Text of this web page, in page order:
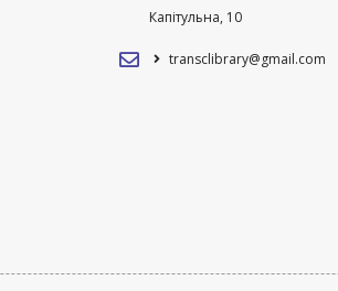
Капітульна, 10
transclibrary@gmail.com